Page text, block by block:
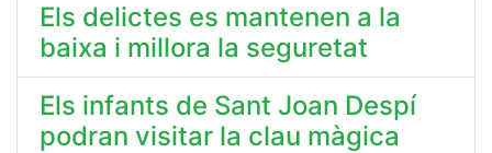
Els delictes es mantenen a la
baixa i millora la seguretat
Els infants de Sant Joan Despí
podran visitar la clau màgica